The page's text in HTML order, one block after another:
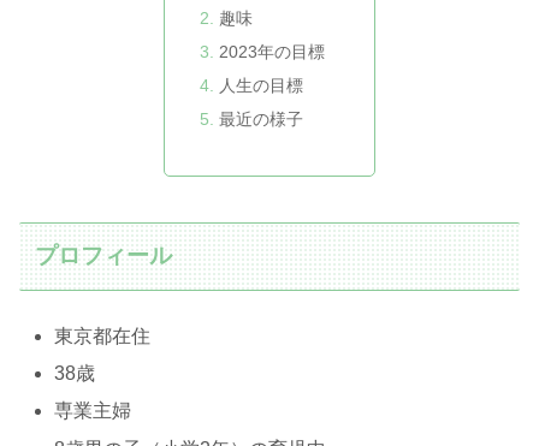
趣味
2023年の目標
人生の目標
最近の様子
プロフィール
東京都在住
38歳
専業主婦